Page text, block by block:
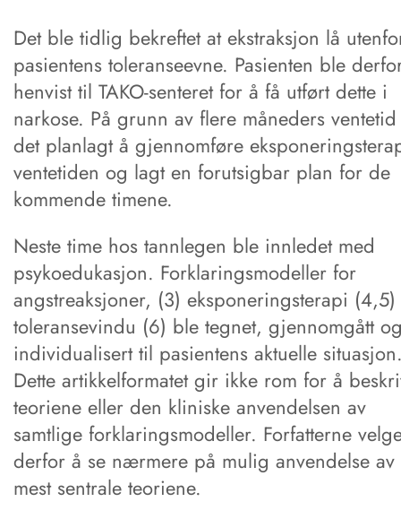
Det ble tidlig bekreftet at ekstraksjon lå
pasientens toleranseevne. Pasienten ble
henvist til TAKO-senteret for å få utført dette i
narkose. På grunn av flere måneders
det planlagt å gjennomføre
ventetiden og lagt en forutsigbar plan for de
kommende timene.
Neste time hos tannlegen ble innledet med
psykoedukasjon. Forklaringsmodeller for
angstreaksjoner, (3) eksponeringsterapi
toleransevindu (6) ble tegnet, gjennomgått
individualisert til pasientens aktuelle
Dette artikkelformatet gir ikke rom for å
teoriene eller den kliniske anvendelsen av
samtlige forklaringsmodeller. Forfatterne
derfor å se nærmere på mulig anvendelse av
mest sentrale teoriene.